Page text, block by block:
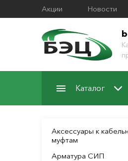
Акции Новости
Каталог
Аксессуары к
муфтам
Арматура СИП